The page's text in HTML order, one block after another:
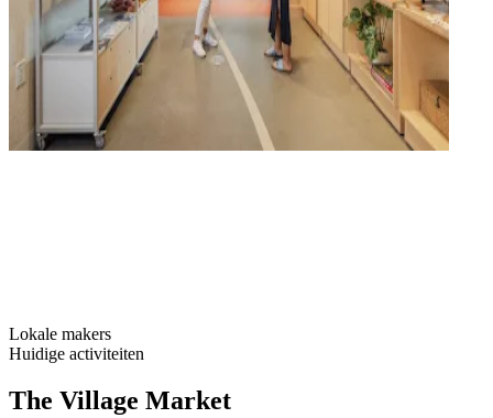
Lokale makers
Huidige activiteiten
The Village Market